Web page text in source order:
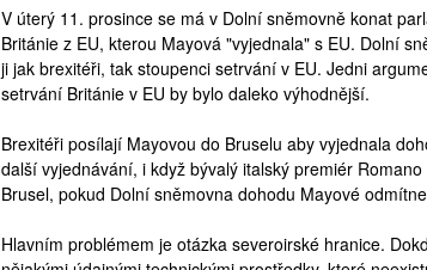
V úterý 11. prosince se má v Dolní sněmovně konat
Británie z EU, kterou Mayová "vyjednala" s EU. Dolní
ji jak brexitéři, tak stoupenci setrvání v EU. Jedni
setrvání Británie v EU by bylo daleko výhodnější.
Brexitéři posílají Mayovou do Bruselu aby vyjednala
další vyjednávání, i když bývalý italský premiér
Brusel, pokud Dolní sněmovna dohodu Mayové
Hlavním problémem je otázka severoirské hranice.